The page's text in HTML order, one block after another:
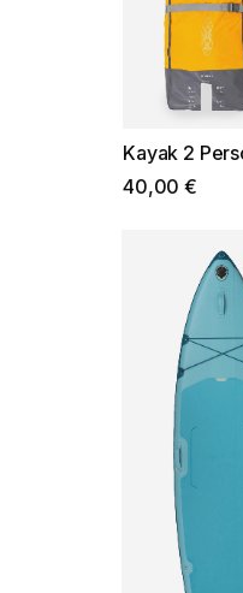
Kayak 2
40,00 €